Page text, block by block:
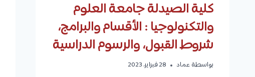
كلية الصيدلة جامعة العلوم
والتكنولوجيا : الأقسام والبرامج،
شروط القبول، والرسوم الدراسية
بواسطة عماد 28 فبراير، 2023